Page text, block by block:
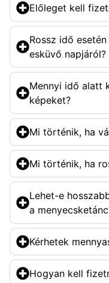
Előleget kell
Rossz idő
esküvő napjáról?
Mennyi idő alatt
képeket?
Mi történik, ha
Mi történik, ha
Lehet-e
a
Kérhetek
Hogyan kell